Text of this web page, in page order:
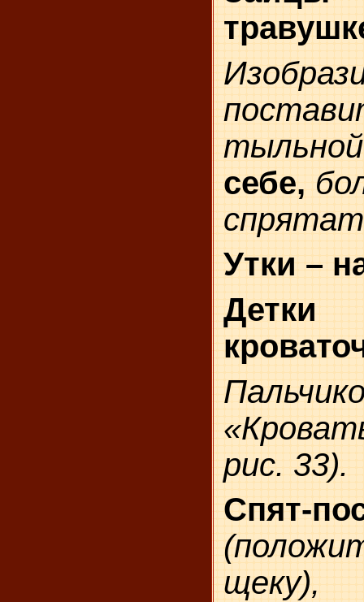
себе,
Утки –
рис. 33).
Спят-
щеку),